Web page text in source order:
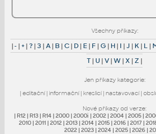
Všechny příkazy:
|- |+|?|3 |A| B|C| D| E| F |G| H| I |J | K| L |
T| U|V|W|X |Z |
Jen příkazy kategorie:
| editační| informační| kreslicí| nastavovací|
Nové příkazy od verze:
| R12 | R13 | R14 | 2000 | 2000i | 2002 | 2004 | 2005 |
2010 | 2011 | 2012 | 2013 | 2014 | 2015 | 2016 | 2017 |
2022 | 2023 | 2024 | 2025 | 2026 |